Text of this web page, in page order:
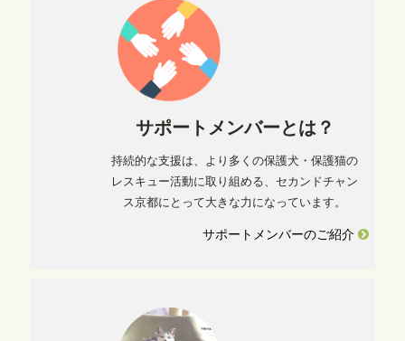
サポートメンバーとは？
持続的な支援は、より多くの保護犬・保護猫の
レスキュー活動に取り組める、セカンドチャン
ス京都にとって大きな力になっています。
サポートメンバーのご紹介